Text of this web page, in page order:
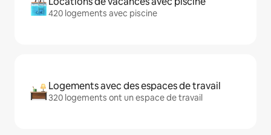
420 logements avec piscine
Logements avec des espaces de travail
320 logements ont un espace de travail